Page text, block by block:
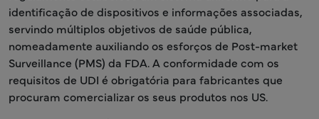
identificação de dispositivos e informações associadas,
servindo múltiplos objetivos de saúde pública,
nomeadamente auxiliando os esforços de Post-market
Surveillance (PMS) da FDA. A conformidade com os
requisitos de UDI é obrigatória para fabricantes que
procuram comercializar os seus produtos nos US.